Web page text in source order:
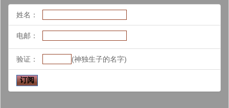
姓名：
电邮：
验证： (神独生子的名字)